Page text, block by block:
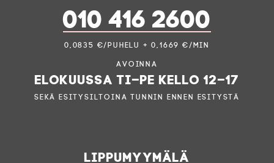
010 416 2600
0,0835 €/puhelu + 0,1669 €/min
Avoinna
elokuussa ti–pe kello 12–17
sekä esitysiltoina tunnin ennen esitystä
Lippumyymälä